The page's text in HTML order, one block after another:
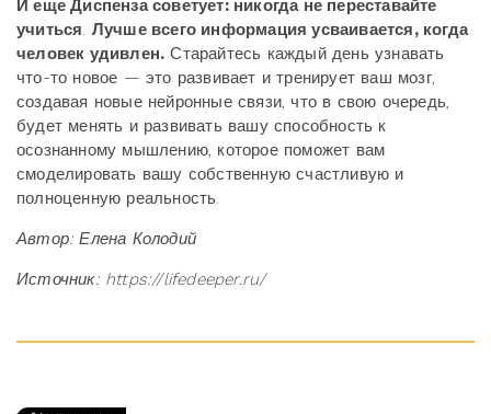
И еще Диспенза советует: никогда не переставайте
учиться. Лучше всего информация усваивается, когда
человек удивлен. Старайтесь каждый день узнавать
что-то новое — это развивает и тренирует ваш мозг,
создавая новые нейронные связи, что в свою очередь,
будет менять и развивать вашу способность к
осознанному мышлению, которое поможет вам
смоделировать вашу собственную счастливую и
полноценную реальность.
Автор: Елена Колодий
Источник: https://lifedeeper.ru/